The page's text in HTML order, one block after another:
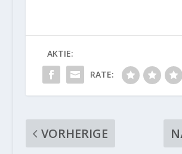
AKTIE:
RATE:
VORHERIGE